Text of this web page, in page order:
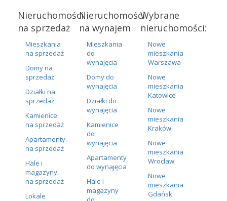
Nieruchomości
na sprzedaż
Mieszkania
na sprzedaż
Domy na
sprzedaż
Działki na
sprzedaż
Kamienice
na sprzedaż
Apartamenty
na sprzedaż
Hale i
magazyny
na sprzedaż
Lokale
Nieruchomości
na wynajem
Mieszkania
do
wynajęcia
Domy do
wynajęcia
Działki do
wynajęcia
Kamienice
do
wynajęcia
Apartamenty
do wynajęcia
Hale i
magazyny
Wybrane
nieruchomości:
Nowe
mieszkania
Warszawa
Nowe
mieszkania
Katowice
Nowe
mieszkania
Kraków
Nowe
mieszkania
Wrocław
Nowe
mieszkania
Gdańsk